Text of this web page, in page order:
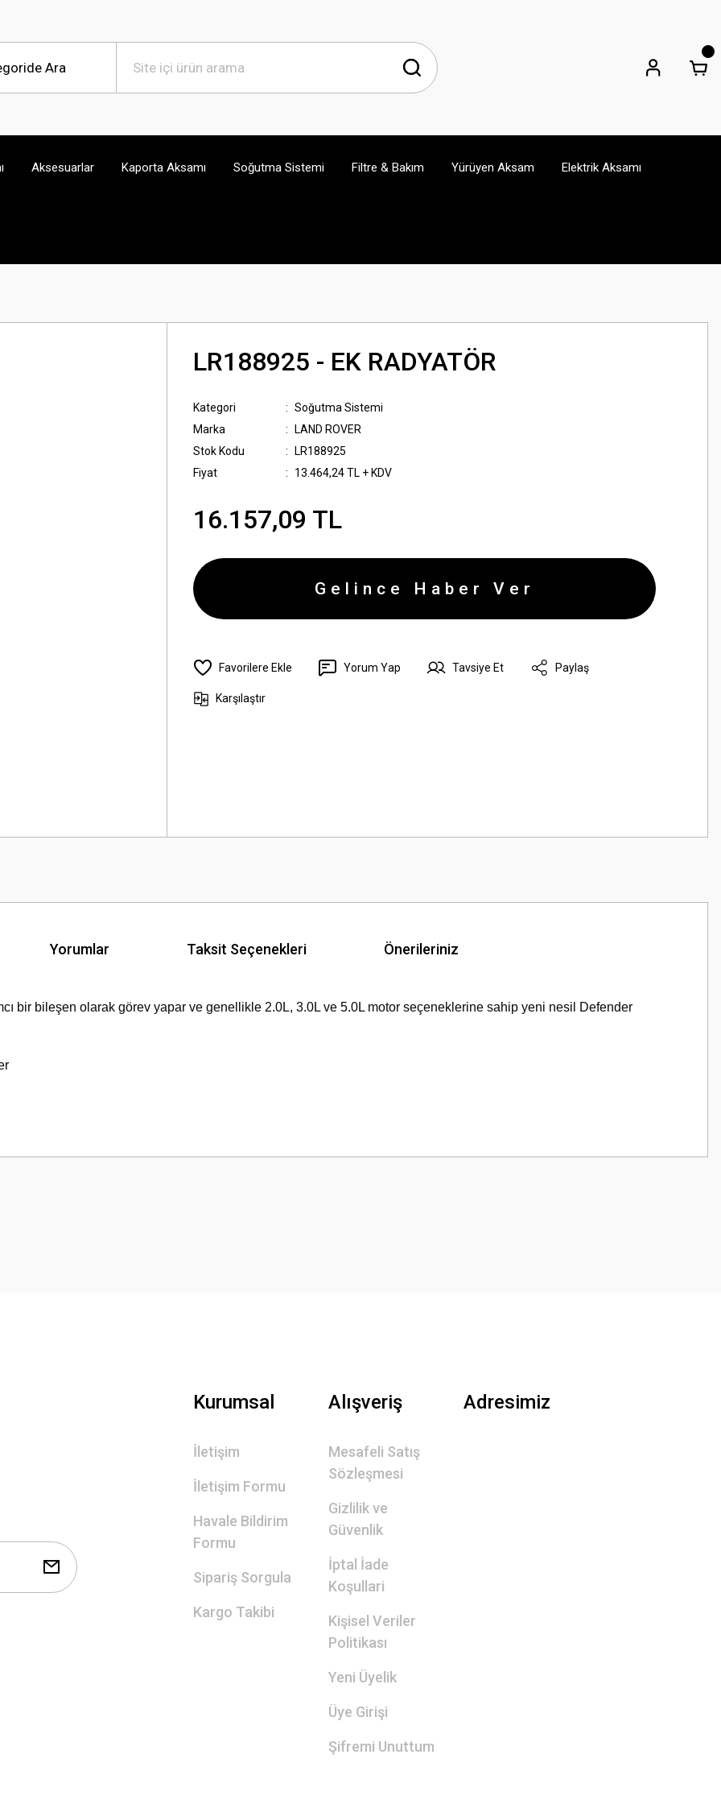
Aksesuarlar Kaporta Aksamı Soğutma Sistemi Filtre & Bakım Yürüyen Aksam Elektrik Aksamı
LR188925 - EK RADYATÖR
Kategori
Soğutma Sistemi
Marka
LAND ROVER
Stok Kodu
LR188925
Fiyat
13.464,24 TL + KDV
16.157,09 TL
Gelince Haber Ver
Yorum Yap Tavsiye Et Paylaş
Karşılaştır
Yorumlar Taksit Seçenekleri Önerileriniz
bir bileşen olarak görev yapar ve genellikle 2.0L, 3.0L ve 5.0L motor seçeneklerine sahip yeni nesil Defender
Kurumsal
İletişim
İletişim Formu
Havale Bildirim
Formu
Sipariş Sorgula
Kargo Takibi
Alışveriş
Mesafeli Satış
Sözleşmesi
Gizlilik ve
Güvenlik
İptal İade
Koşullari
Kişisel Veriler
Politikası
Yeni Üyelik
Üye Girişi
Şifremi Unuttum
Adresimiz